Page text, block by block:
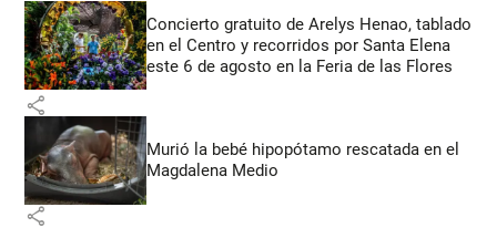
Concierto gratuito de Arelys Henao, tablado
en el Centro y recorridos por Santa Elena
este 6 de agosto en la Feria de las Flores
share
Murió la bebé hipopótamo rescatada en el
Magdalena Medio
share